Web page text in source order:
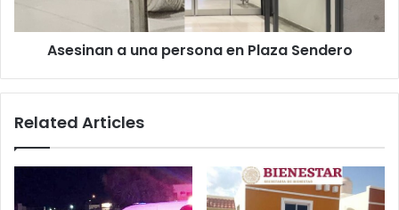
Asesinan a una persona en Plaza Sendero
Related Articles